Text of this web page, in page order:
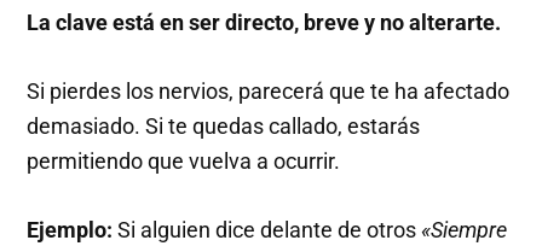
La clave está en ser directo, breve y no alterarte.
Si pierdes los nervios, parecerá que te ha afectado
demasiado. Si te quedas callado, estarás
permitiendo que vuelva a ocurrir.
Ejemplo: Si alguien dice delante de otros«Siempre